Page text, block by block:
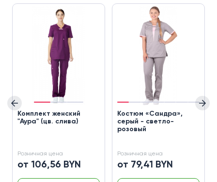
Комплект женский
"Аура" (цв. слива)
Розничная цена
от 106,56 BYN
Костюм «Сандра»,
серый - светло-
розовый
Розничная цена
от 79,41 BYN